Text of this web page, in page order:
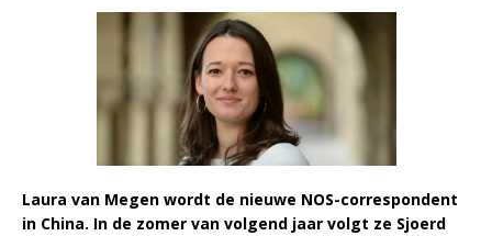
Laura van Megen wordt de nieuwe NOS-correspondent
in China. In de zomer van volgend jaar volgt ze Sjoerd